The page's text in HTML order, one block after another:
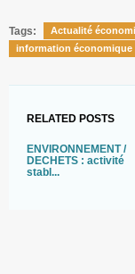
Tags:
Actualité
information économique
RELATED POSTS
ENVIRONNEMENT /
DECHETS : activité
stabl...